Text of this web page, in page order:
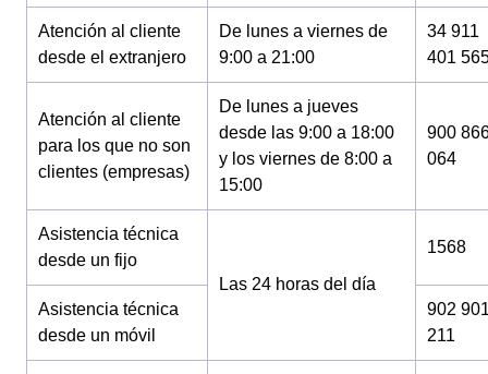
Atención al cliente
desde el extranjero
De lunes a viernes de
9:00 a 21:00
34 911
401
Atención al cliente
para los que no son
clientes (empresas)
De lunes a jueves
desde las 9:00 a 18:00
y los viernes de 8:00 a
15:00
900
064
Asistencia técnica
desde un fijo
Las 24 horas del día
1568
Asistencia técnica
desde un móvil
902
211